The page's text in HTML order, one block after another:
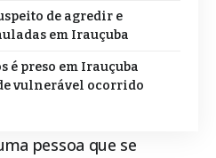
de agredir e
em Irauçuba
é preso em Irauçuba
vulnerável ocorrido
pessoa que se